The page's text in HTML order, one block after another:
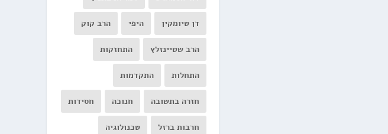
דן טיומקין היפי הרב קוק
הרב שטיינזלץ התחזקות
התחלות התקדמות
חזרה בתשובה חנוכה חסידות
חרבות ברזל טכנולוגיה